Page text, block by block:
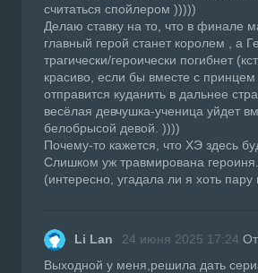
считаться спойлером )))))
Делаю ставку на то, что в финале
главный герой станет королем , а
трагически/героически погибнет
красиво, если бы вместе с
отправится куданить в дальнее
весёлая девчушка-ученица уйдет
белобрысой девой. ))))
Почему-то кажется, что ХЭ здесь
Слишком уж травмирована героиня.
(интересно, угадала ли я хоть
Li Lan 24 июня 2025 17:24
Выходной у меня,решила дать